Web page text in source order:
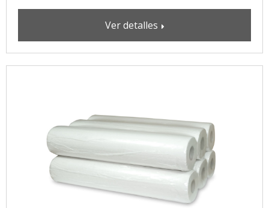
Ver detalles